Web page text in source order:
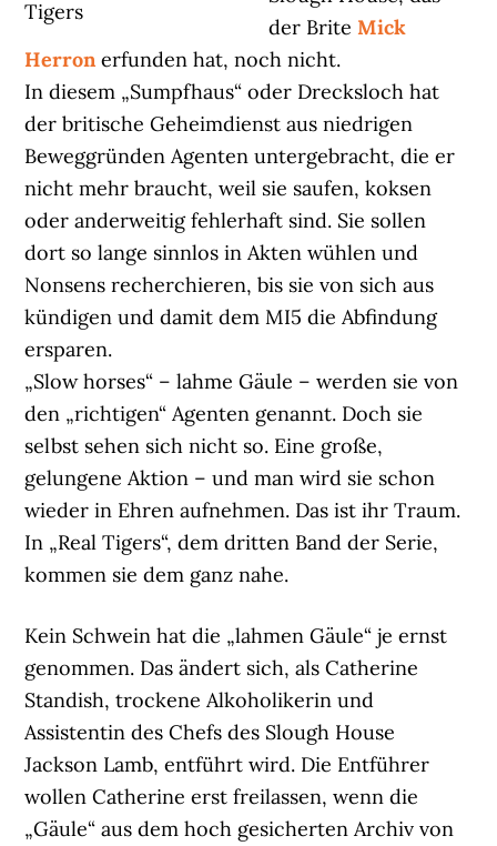
Tigers
der BriteMick
Herronerfunden hat, noch nicht.
In diesem „Sumpfhaus“ oder Drecksloch hat
der britische Geheimdienst aus niedrigen
Beweggründen Agenten untergebracht, die er
nicht mehr braucht, weil sie saufen, koksen
oder anderweitig fehlerhaft sind. Sie sollen
dort so lange sinnlos in Akten wühlen und
Nonsens recherchieren, bis sie von sich aus
kündigen und damit dem MI5 die Abfindung
ersparen.
„Slow horses“ – lahme Gäule – werden sie von
den „richtigen“ Agenten genannt. Doch sie
selbst sehen sich nicht so. Eine große,
gelungene Aktion – und man wird sie schon
wieder in Ehren aufnehmen. Das ist ihr Traum.
In „Real Tigers“, dem dritten Band der Serie,
kommen sie dem ganz nahe.
Kein Schwein hat die „lahmen Gäule“ je ernst
genommen. Das ändert sich, als Catherine
Standish, trockene Alkoholikerin und
Assistentin des Chefs des Slough House
Jackson Lamb, entführt wird. Die Entführer
wollen Catherine erst freilassen, wenn die
„Gäule“ aus dem hoch gesicherten Archiv von